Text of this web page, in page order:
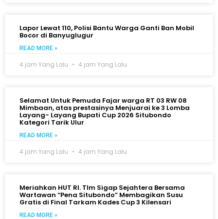
Lapor Lewat 110, Polisi Bantu Warga Ganti Ban Mobil
Bocor di Banyuglugur
READ MORE »
4 jam Yang Lalu 4 jam Yang Lalu
Selamat Untuk Pemuda Fajar warga RT 03 RW 08
Mimbaan, atas prestasinya Menjuarai ke 3 Lomba
Layang- Layang Bupati Cup 2026 Situbondo
Kategori Tarik Ulur
READ MORE »
4 jam Yang Lalu 4 jam Yang Lalu
Meriahkan HUT RI. TIm Sigap Sejahtera Bersama
Wartawan “Pena Situbondo” Membagikan Susu
Gratis di Final Tarkam Kades Cup 3 Kilensari
READ MORE »